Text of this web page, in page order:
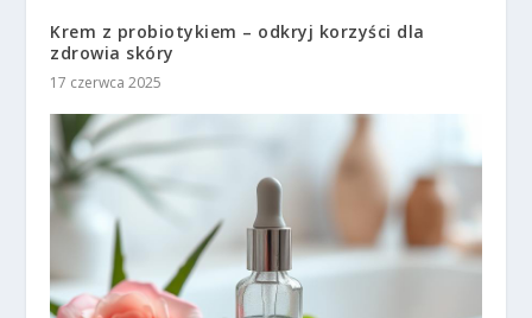
Krem z probiotykiem – odkryj korzyści dla
zdrowia skóry
17 czerwca 2025